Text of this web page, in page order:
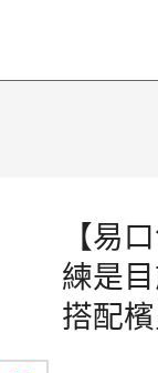
【易
練是
搭配